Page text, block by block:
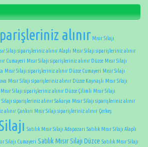
alınır Mısır Silajı
Silajı siparişleriniz alınır Alaplı Mısır Silajı siparişleriniz alınır
Cumayeri Mısır Silajı siparişleriniz alınır Düzce Mısır Silajı
Mısır Silajı siparişleriniz alınır Düzce Cumayeri Mısır Silajı
Mısır Silajı siparişleriniz alınır Düzce Kaynaşlı Mısır Silajı
Mısır Silajı siparişleriniz alınır Düzce Çilimli Mısır Silajı
Silajı siparişleriniz alınır Sakarya Mısır Silajı siparişleriniz alınır
alınır Çankırı Mısır Silajı siparişleriniz alınır Çerkeş
Satılık Mısır Silajı Adapazarı Satılık Mısır Silajı Alaplı
Silajı Cumayeri Satılık Mısır Silajı Düzce Satılık Mısır Silajı